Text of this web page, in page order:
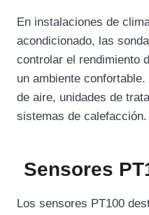
En instalaciones de
acondicionado, las
controlar el rendimiento
un ambiente
de aire, unidades de
sistemas de calefacción.
Sensores
Los sensores PT100